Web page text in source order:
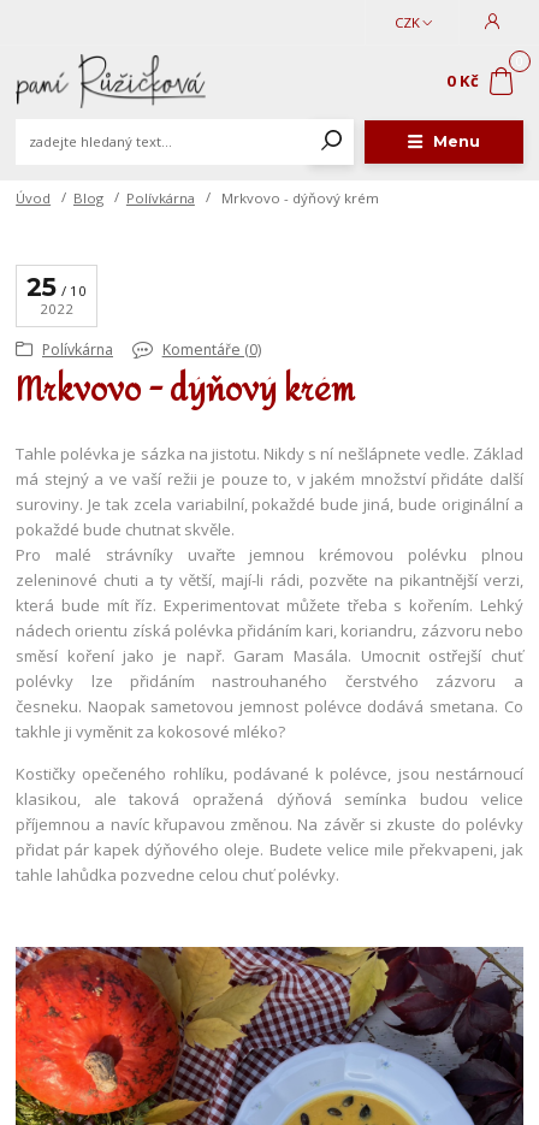
Menu
CZK
0 Kč
Úvod Blog Polívkárna Mrkvovo - dýňový krém
25
10
2022
Polívkárna Komentáře (0)
Mrkvovo - dýňový krém
Tahle polévka je sázka na jistotu. Nikdy s ní nešlápnete vedle. Základ
má stejný a ve vaší režii je pouze to, v jakém množství přidáte další
suroviny. Je tak zcela variabilní, pokaždé bude jiná, bude originální a
pokaždé bude chutnat skvěle.
Pro malé strávníky uvařte jemnou krémovou polévku plnou
zeleninové chuti a ty větší, mají-li rádi, pozvěte na pikantnější verzi,
která bude mít říz. Experimentovat můžete třeba s kořením. Lehký
nádech orientu získá polévka přidáním kari, koriandru, zázvoru nebo
směsí koření jako je např. Garam Masála. Umocnit ostřejší chuť
polévky lze přidáním nastrouhaného čerstvého zázvoru a
česneku. Naopak sametovou jemnost polévce dodává smetana. Co
takhle ji vyměnit za kokosové mléko?
Kostičky opečeného rohlíku, podávané k polévce, jsou nestárnoucí
klasikou, ale taková opražená dýňová semínka budou velice
příjemnou a navíc křupavou změnou. Na závěr si zkuste do polévky
přidat pár kapek dýňového oleje. Budete velice mile překvapeni, jak
tahle lahůdka pozvedne celou chuť polévky.